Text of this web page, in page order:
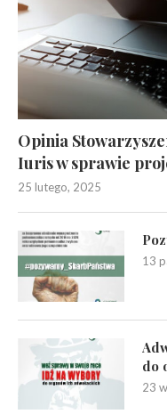
Opinia
Iuris w sprawie
25 lutego, 2025
13
do
23